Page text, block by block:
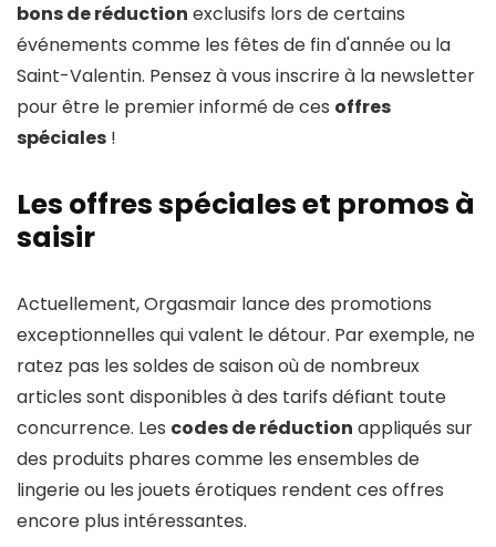
bons de réduction exclusifs lors de certains
événements comme les fêtes de fin d'année ou la
Saint-Valentin. Pensez à vous inscrire à la newsletter
pour être le premier informé de ces offres
spéciales !
Les offres spéciales et promos à
saisir
Actuellement, Orgasmair lance des promotions
exceptionnelles qui valent le détour. Par exemple, ne
ratez pas les soldes de saison où de nombreux
articles sont disponibles à des tarifs défiant toute
concurrence. Les codes de réduction appliqués sur
des produits phares comme les ensembles de
lingerie ou les jouets érotiques rendent ces offres
encore plus intéressantes.